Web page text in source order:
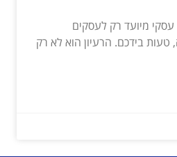
מיועד רק לעסקים
בידכם. הרעיון הוא לא רק